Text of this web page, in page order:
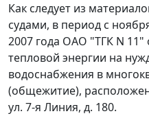
Как следует из
судами, в период с
2007 года ОАО "ТГК N 11"
тепловой энергии на
водоснабжения в
(общежитие),
ул. 7-я Линия, д. 180.